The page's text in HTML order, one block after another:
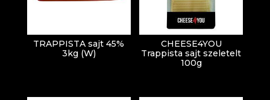
TRAPPISTA sajt 45%
3kg (W)
CHEESE4YOU
Trappista sajt szeletelt
100g